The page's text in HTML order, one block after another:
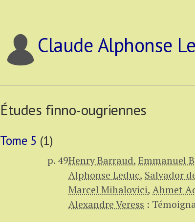
Claude Alphonse
Études finno-ougriennes
Tome 5 (1)
p. 49Henry Barraud, Emmanuel
Alphonse Leduc, Salvador
Marcel Mihalovici, Ahmet
Alexandre Veress :